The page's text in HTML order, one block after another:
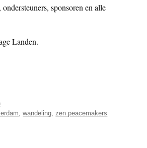
sponsoren en alle
Landen.
,wandeling ,zen peacemakers